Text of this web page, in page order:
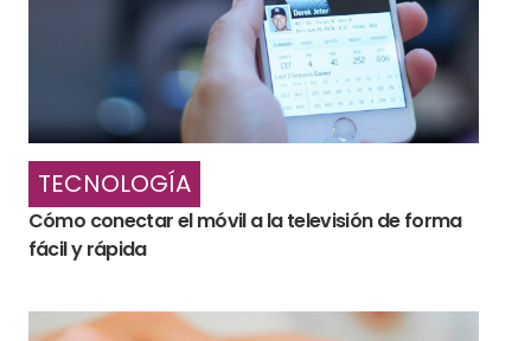
TECNOLOGÍA
Cómo conectar el móvil a la televisión de forma
fácil y rápida